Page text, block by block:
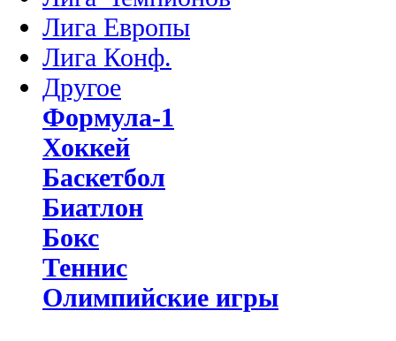
Лига Европы
Лига Конф.
Другое
Формула-1
Хоккей
Баскетбол
Биатлон
Бокс
Теннис
Олимпийские игры